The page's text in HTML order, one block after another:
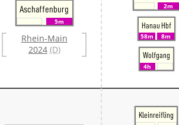
Aschaffenburg
5m
Rhein-Main
2024 (D)
2m
Hanau Hbf
58m
8m
Wolfgang
4h
Kleinreifling